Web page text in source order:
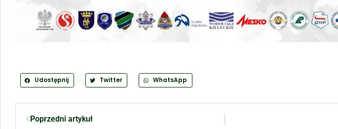
Udostępnij Twitter WhatsApp
Poprzedni artykuł